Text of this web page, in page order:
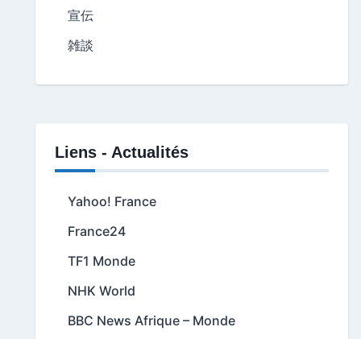
宣伝
雑談
Liens - Actualités
Yahoo! France
France24
TF1 Monde
NHK World
BBC News Afrique – Monde